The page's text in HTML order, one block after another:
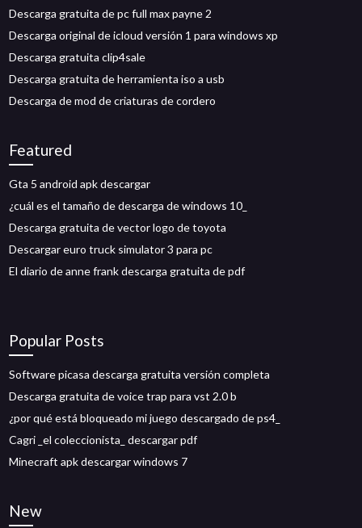
Descarga gratuita de pc full max payne 2
Descarga original de icloud versión 1 para windows xp
Descarga gratuita clip4sale
Descarga gratuita de herramienta iso a usb
Descarga de mod de criaturas de cordero
Featured
Gta 5 android apk descargar
¿cuál es el tamaño de descarga de windows 10_
Descarga gratuita de vector logo de toyota
Descargar euro truck simulator 3 para pc
El diario de anne frank descarga gratuita de pdf
Popular Posts
Software picasa descarga gratuita versión completa
Descarga gratuita de voice trap para vst 2.0 b
¿por qué está bloqueado mi juego descargado de ps4_
Cagri _el coleccionista_ descargar pdf
Minecraft apk descargar windows 7
New